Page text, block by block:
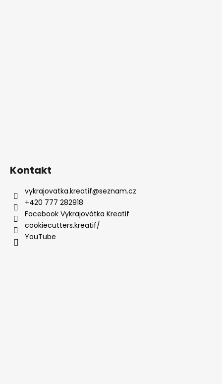
Kontakt
vykrajovatka.kreatif@seznam.cz
+420 777 282918
Facebook Vykrajovátka Kreatif
cookiecutters.kreatif/
YouTube